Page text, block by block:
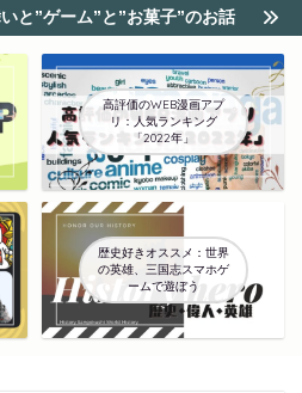
と”ゲーム”と”お菓子”のお話
高評価のWEB漫画アプ
リ：人気ランキング
「2022年」
歴史好きオススメ：世界
の英雄、三国志スマホゲ
ームで遊ぼう